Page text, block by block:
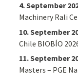
4. September
Machinery Rali
10. September
Chile BIOBÍO
11. September
Masters – PGE